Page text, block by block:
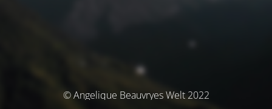
© Angelique Beauvryes Welt 2022